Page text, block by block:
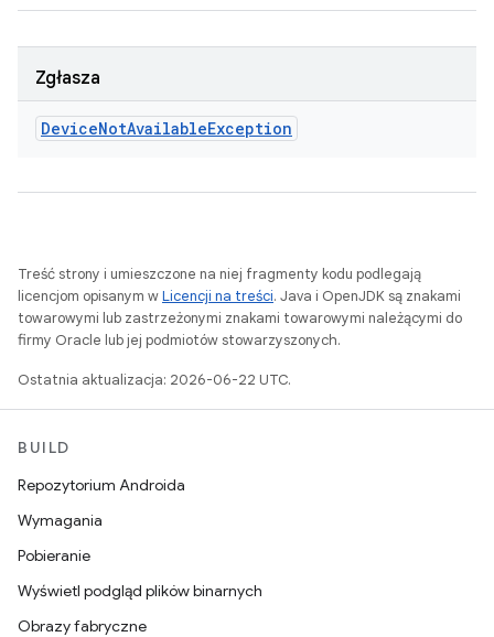
Zgłasza
DeviceNotAvailableException
Treść strony i umieszczone na niej fragmenty kodu podlegają
licencjom opisanym wLicencji na treści. Java i OpenJDK są znakami
towarowymi lub zastrzeżonymi znakami towarowymi należącymi do
firmy Oracle lub jej podmiotów stowarzyszonych.
Ostatnia aktualizacja: 2026-06-22 UTC.
BUILD
Repozytorium Androida
Wymagania
Pobieranie
Wyświetl podgląd plików binarnych
Obrazy fabryczne